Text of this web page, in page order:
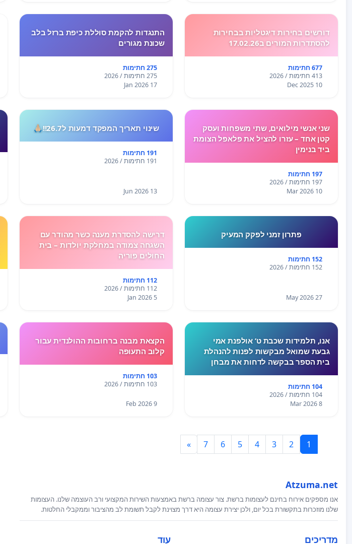
דורשים בחירות דיגטליות בבחירות
להסתדרות המורים ב17.02.26
677 חתימות
413 חתימות / 2026
10 Dec 2025
התנגדות להקמת סוללת כיפת ברזל בלב
שכונת מגורים
275 חתימות
275 חתימות / 2026
17 Jan 2026
שני אנשי מילואים, שתי משפחות ועסק
קטן אחד – עזרו להציל את פלאפל הצומת
ביד בנימין
197 חתימות
197 חתימות / 2026
10 Mar 2026
שינוי תאריך המפקד דמעות ל26.7!!🙏🏼
191 חתימות
191 חתימות / 2026
13 Jun 2026
פתרון זמני לפקק המעיק
152 חתימות
152 חתימות / 2026
27 May 2026
דרישה להסדרת מענה כשר מהודר עם
השגחה צמודה במחלקת יולדות – בית
החולים פוריה
112 חתימות
112 חתימות / 2026
5 Jan 2026
אנו, תלמידות שכבת ט’ אולפנת אמי
גבעת שמואל מבקשות לפנות להנהלת
בית הספר בבקשה לדחות את מבחן
האחרון לא התקיימו לימודים בעקבות
המצב הביטחוני, ורבות מאיתנו חוות
לחץ, מתח ו
104 חתימות
104 חתימות / 2026
8 Mar 2026
הקצאת מבנה ברחובות ההולנדית עבור
קלוב התעופה
103 חתימות
103 חתימות / 2026
9 Feb 2026
1
2
3
4
5
6
7
»
Atzuma.net
אנו מספקים אירוח בחינם לעצומות ברשת. צור עצומה ברשת באמצעות השירות המקצועי ורב העוצמה שלנו. העצומות
שלנו מוזכרות בתקשורת בכל יום, ולכן יצירת עצומה היא דרך מצוינת לקבל תשומת לב מהציבור וממקבלי החלטות.
מדריכים עוד